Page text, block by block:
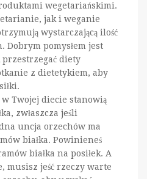
wegetariańskimi.
jak i weganie
wystarczającą ilość
Dobrym pomysłem jest
przestrzegać diety
z dietetykiem, aby
Twojej diecie stanowią
zwłaszcza jeśli
uncja orzechów ma
białka. Powinieneś
białka na posiłek. A
musisz jeść rzeczy warte